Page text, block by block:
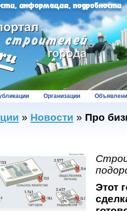
Организации
» Новости » Про
Этот